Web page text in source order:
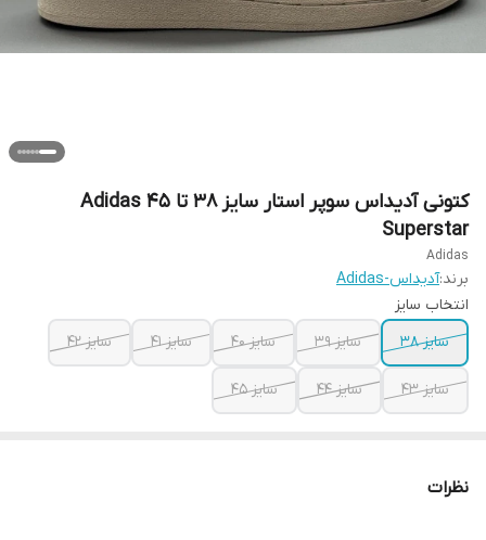
کتونی آدیداس سوپر استار سایز ۳۸ تا ۴۵ Adidas
Superstar
Adidas
برند:آدیداس-Adidas
انتخاب سایز
سایز ۳۸
سایز ۳۹ سایز ۴۰ سایز ۴۱ سایز ۴۲
سایز ۴۳ سایز ۴۴ سایز ۴۵
نظرات